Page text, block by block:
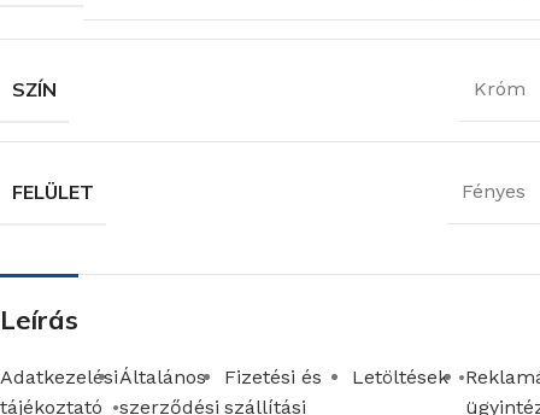
SZÍN Króm
FELÜLET Fényes
Leírás
Adatkezelési
tájékoztató
Általános
szerződési
Fizetési és
szállítási
Letöltések